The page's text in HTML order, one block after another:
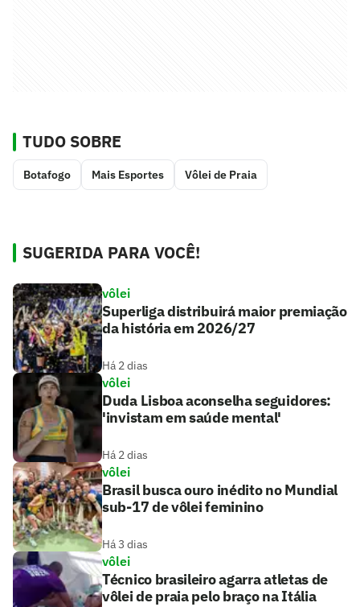
TUDO SOBRE
Botafogo Mais Esportes Vôlei de Praia
SUGERIDA PARA VOCÊ!
vôlei
Superliga distribuirá maior premiação
da história em 2026/27
Há 2 dias
vôlei
Duda Lisboa aconselha seguidores:
'invistam em saúde mental'
Há 2 dias
vôlei
Brasil busca ouro inédito no Mundial
sub-17 de vôlei feminino
Há 3 dias
vôlei
Técnico brasileiro agarra atletas de
vôlei de praia pelo braço na Itália